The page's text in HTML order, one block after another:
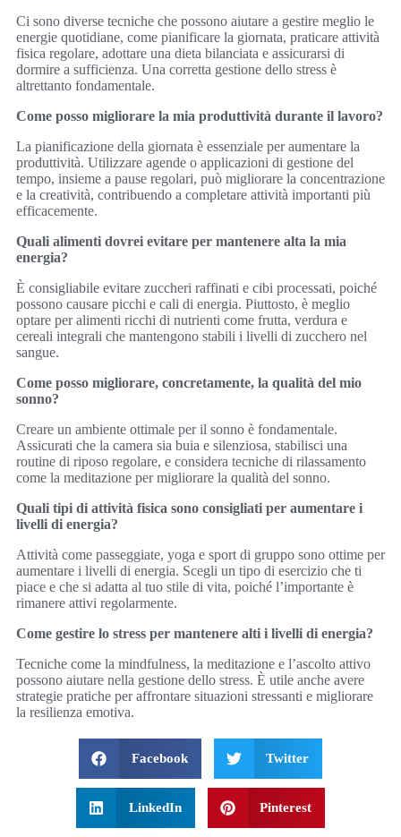
Ci sono diverse tecniche che possono aiutare a gestire meglio le
energie quotidiane, come pianificare la giornata, praticare attività
fisica regolare, adottare una dieta bilanciata e assicurarsi di
dormire a sufficienza. Una corretta gestione dello stress è
altrettanto fondamentale.
Come posso migliorare la mia produttività durante il lavoro?
La pianificazione della giornata è essenziale per aumentare la
produttività. Utilizzare agende o applicazioni di gestione del
tempo, insieme a pause regolari, può migliorare la concentrazione
e la creatività, contribuendo a completare attività importanti più
efficacemente.
Quali alimenti dovrei evitare per mantenere alta la mia
energia?
È consigliabile evitare zuccheri raffinati e cibi processati, poiché
possono causare picchi e cali di energia. Piuttosto, è meglio
optare per alimenti ricchi di nutrienti come frutta, verdura e
cereali integrali che mantengono stabili i livelli di zucchero nel
sangue.
Come posso migliorare, concretamente, la qualità del mio
sonno?
Creare un ambiente ottimale per il sonno è fondamentale.
Assicurati che la camera sia buia e silenziosa, stabilisci una
routine di riposo regolare, e considera tecniche di rilassamento
come la meditazione per migliorare la qualità del sonno.
Quali tipi di attività fisica sono consigliati per aumentare i
livelli di energia?
Attività come passeggiate, yoga e sport di gruppo sono ottime per
aumentare i livelli di energia. Scegli un tipo di esercizio che ti
piace e che si adatta al tuo stile di vita, poiché l’importante è
rimanere attivi regolarmente.
Come gestire lo stress per mantenere alti i livelli di energia?
Tecniche come la mindfulness, la meditazione e l’ascolto attivo
possono aiutare nella gestione dello stress. È utile anche avere
strategie pratiche per affrontare situazioni stressanti e migliorare
la resilienza emotiva.
Facebook Twitter
LinkedIn Pinterest